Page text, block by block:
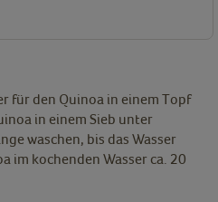
für den Quinoa in einem Topf
in einem Sieb unter
waschen, bis das Wasser
im kochenden Wasser ca. 20